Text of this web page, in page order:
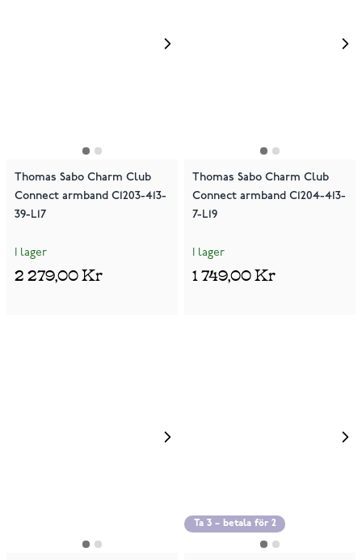
Thomas Sabo Charm Club
Connect armband C1203-413-
39-L17
I lager
2 279,00 Kr
Thomas Sabo Charm Club
Connect armband C1204-413-
7-L19
I lager
1 749,00 Kr
Ta 3 – betala för 2